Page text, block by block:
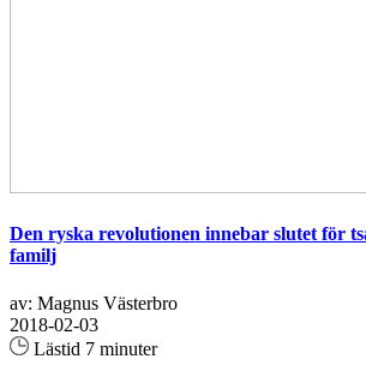
Den ryska revolutionen innebar slutet för
familj
av: Magnus Västerbro
2018-02-03
Lästid 7 minuter